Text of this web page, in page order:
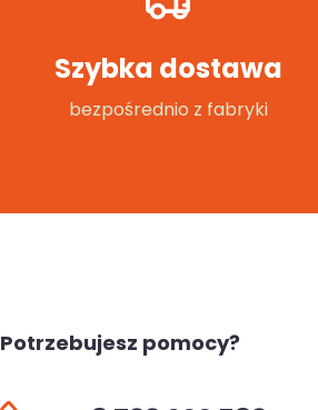
Szybka dostawa
bezpośrednio z fabryki
Potrzebujesz pomocy?